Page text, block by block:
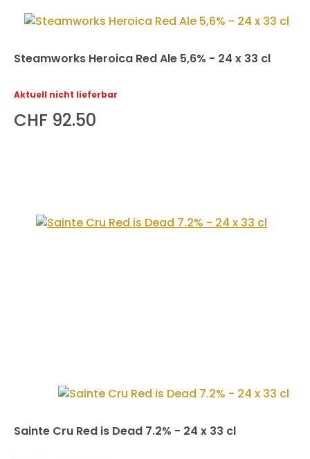
Steamworks Heroica Red Ale 5,6% - 24 x 33 cl
Aktuell nicht lieferbar
CHF 92.50
Sainte Cru Red is Dead 7.2% - 24 x 33 cl